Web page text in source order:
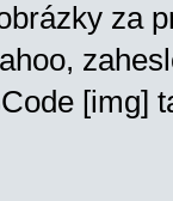
za
[img]